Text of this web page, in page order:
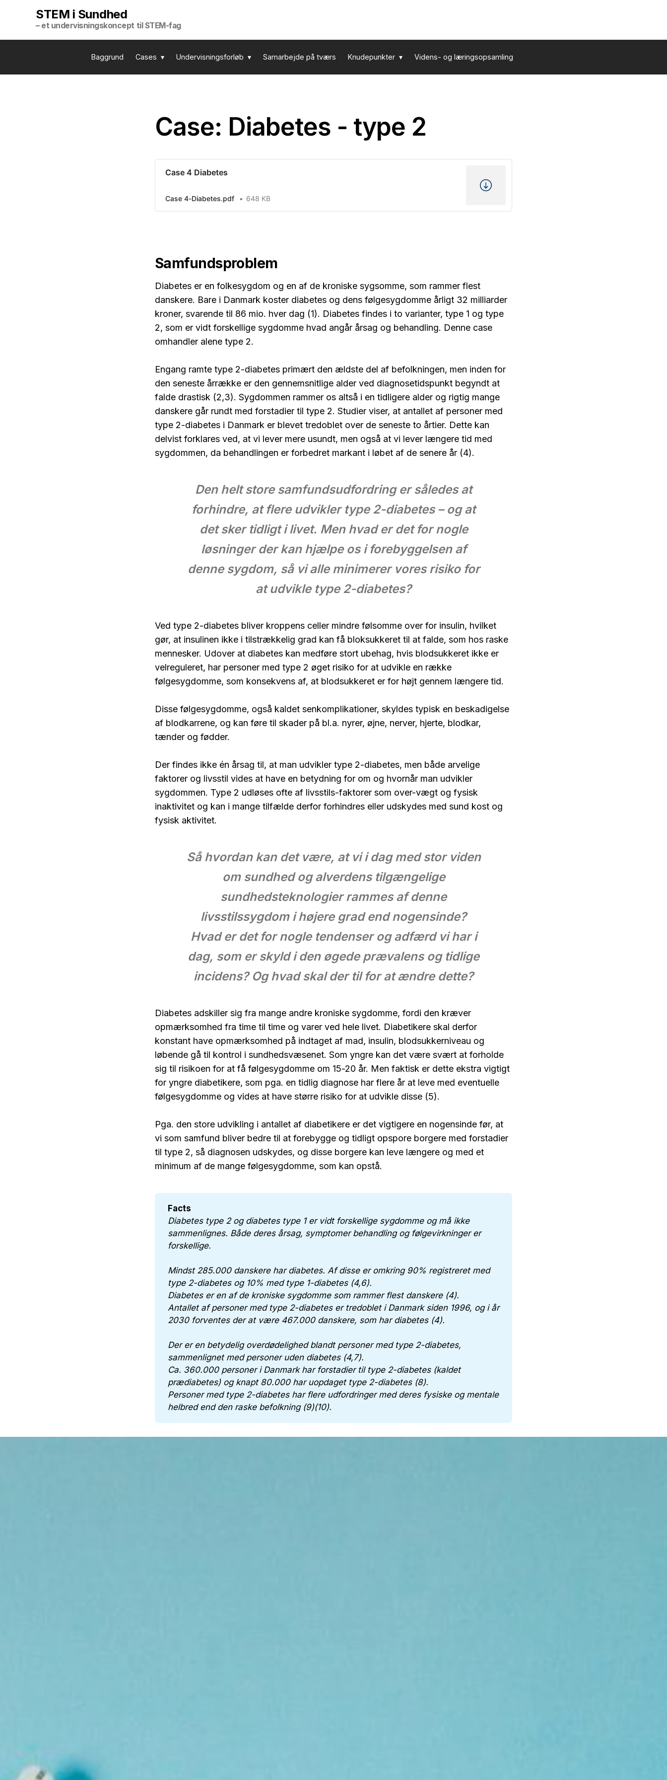
STEM i Sundhed
– et undervisningskoncept til STEM-fag
Baggrund Cases Undervisningsforløb Samarbejde på tværs Knudepunkter Videns- og læringsopsamling
Case: Diabetes - type 2
Case 4 Diabetes
Case 4-Diabetes.pdf 648 KB
Samfundsproblem
Diabetes er en folkesygdom og en af de kroniske sygsomme, som rammer flest
danskere. Bare i Danmark koster diabetes og dens følgesygdomme årligt 32 milliarder
kroner, svarende til 86 mio. hver dag (1). Diabetes findes i to varianter, type 1 og type
2, som er vidt forskellige sygdomme hvad angår årsag og behandling. Denne case
omhandler alene type 2.
Engang ramte type 2-diabetes primært den ældste del af befolkningen, men inden for
den seneste årrække er den gennemsnitlige alder ved diagnosetidspunkt begyndt at
falde drastisk (2,3). Sygdommen rammer os altså i en tidligere alder og rigtig mange
danskere går rundt med forstadier til type 2. Studier viser, at antallet af personer med
type 2-diabetes i Danmark er blevet tredoblet over de seneste to årtier. Dette kan
delvist forklares ved, at vi lever mere usundt, men også at vi lever længere tid med
sygdommen, da behandlingen er forbedret markant i løbet af de senere år (4).
Den helt store samfundsudfordring er således at
forhindre, at flere udvikler type 2-diabetes – og at
det sker tidligt i livet. Men hvad er det for nogle
løsninger der kan hjælpe os i forebyggelsen af
denne sygdom, så vi alle minimerer vores risiko for
at udvikle type 2-diabetes?
Ved type 2-diabetes bliver kroppens celler mindre følsomme over for insulin, hvilket
gør, at insulinen ikke i tilstrækkelig grad kan få bloksukkeret til at falde, som hos raske
mennesker. Udover at diabetes kan medføre stort ubehag, hvis blodsukkeret ikke er
velreguleret, har personer med type 2 øget risiko for at udvikle en række
følgesygdomme, som konsekvens af, at blodsukkeret er for højt gennem længere tid.
Disse følgesygdomme, også kaldet senkomplikationer, skyldes typisk en beskadigelse
af blodkarrene, og kan føre til skader på bl.a. nyrer, øjne, nerver, hjerte, blodkar,
tænder og fødder.
Der findes ikke én årsag til, at man udvikler type 2-diabetes, men både arvelige
faktorer og livsstil vides at have en betydning for om og hvornår man udvikler
sygdommen. Type 2 udløses ofte af livsstils-faktorer som over-vægt og fysisk
inaktivitet og kan i mange tilfælde derfor forhindres eller udskydes med sund kost og
fysisk aktivitet.
Så hvordan kan det være, at vi i dag med stor viden
om sundhed og alverdens tilgængelige
sundhedsteknologier rammes af denne
livsstilssygdom i højere grad end nogensinde?
Hvad er det for nogle tendenser og adfærd vi har i
dag, som er skyld i den øgede prævalens og tidlige
incidens? Og hvad skal der til for at ændre dette?
Diabetes adskiller sig fra mange andre kroniske sygdomme, fordi den kræver
opmærksomhed fra time til time og varer ved hele livet. Diabetikere skal derfor
konstant have opmærksomhed på indtaget af mad, insulin, blodsukkerniveau og
løbende gå til kontrol i sundhedsvæsenet. Som yngre kan det være svært at forholde
sig til risikoen for at få følgesygdomme om 15-20 år. Men faktisk er dette ekstra vigtigt
for yngre diabetikere, som pga. en tidlig diagnose har flere år at leve med eventuelle
følgesygdomme og vides at have større risiko for at udvikle disse (5).
Pga. den store udvikling i antallet af diabetikere er det vigtigere en nogensinde før, at
vi som samfund bliver bedre til at forebygge og tidligt opspore borgere med forstadier
til type 2, så diagnosen udskydes, og disse borgere kan leve længere og med et
minimum af de mange følgesygdomme, som kan opstå.
Facts
Diabetes type 2 og diabetes type 1 er vidt forskellige sygdomme og må ikke
sammenlignes. Både deres årsag, symptomer behandling og følgevirkninger er
forskellige.
Mindst 285.000 danskere har diabetes. Af disse er omkring 90% registreret med
type 2-diabetes og 10% med type 1-diabetes (4,6).
Diabetes er en af de kroniske sygdomme som rammer flest danskere (4).
Antallet af personer med type 2-diabetes er tredoblet i Danmark siden 1996, og i år
2030 forventes der at være 467.000 danskere, som har diabetes (4).
Der er en betydelig overdødelighed blandt personer med type 2-diabetes,
sammenlignet med personer uden diabetes (4,7).
Ca. 360.000 personer i Danmark har forstadier til type 2-diabetes (kaldet
prædiabetes) og knapt 80.000 har uopdaget type 2-diabetes (8).
Personer med type 2-diabetes har flere udfordringer med deres fysiske og mentale
helbred end den raske befolkning (9)(10).